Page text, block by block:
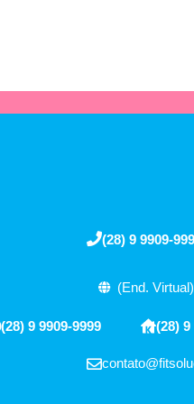
(28) 9 9909-
(End.
(28) 9 9909-9999 (28) 9